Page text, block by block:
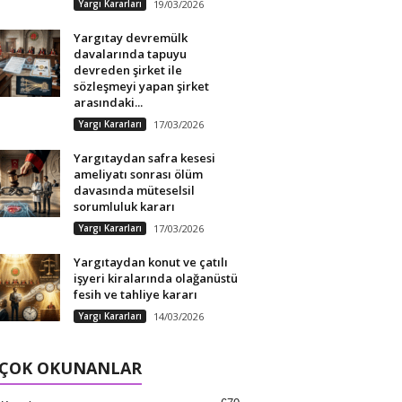
Yargı Kararları 19/03/2026
Yargıtay devremülk
davalarında tapuyu
devreden şirket ile
sözleşmeyi yapan şirket
arasındaki...
Yargı Kararları 17/03/2026
Yargıtaydan safra kesesi
ameliyatı sonrası ölüm
davasında müteselsil
sorumluluk kararı
Yargı Kararları 17/03/2026
Yargıtaydan konut ve çatılı
işyeri kiralarında olağanüstü
fesih ve tahliye kararı
Yargı Kararları 14/03/2026
OKUNANLAR